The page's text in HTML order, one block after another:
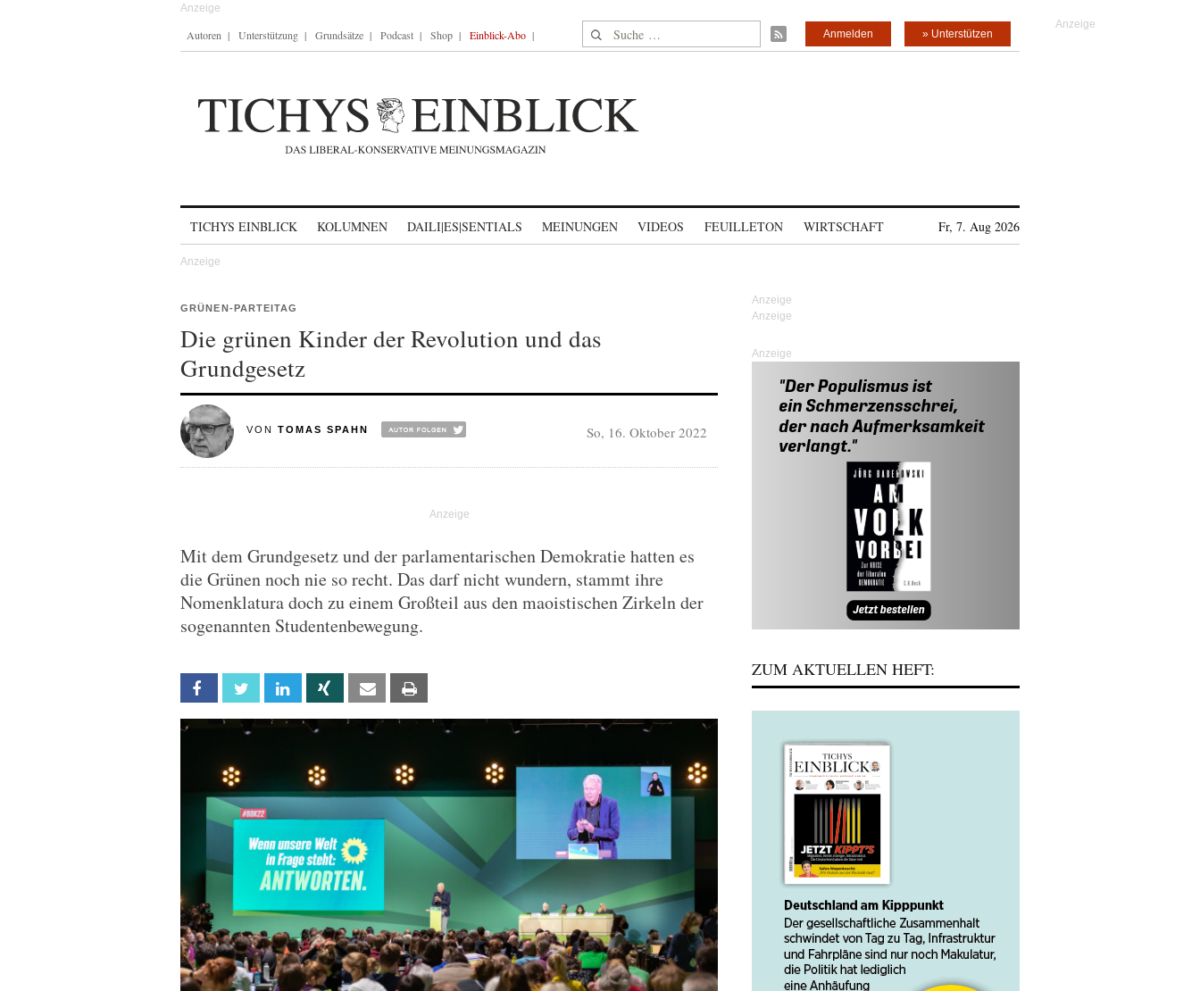
Autoren Unterstützung Grundsätze Podcast Shop Einblick-Abo Suche nach: » Unterstützen
Anmelden
TICHYS EINBLICK KOLUMNEN DAILI|ES|SENTIALS MEINUNGEN VIDEOS FEUILLETON WIRTSCHAFT Fr, 7. Aug 2026
GRÜNEN-PARTEITAG
Die grünen Kinder der Revolution und das
Grundgesetz
VON TOMAS SPAHN So, 16. Oktober 2022
Mit dem Grundgesetz und der parlamentarischen Demokratie hatten es
die Grünen noch nie so recht. Das darf nicht wundern, stammt ihre
Nomenklatura doch zu einem Großteil aus den maoistischen Zirkeln der
sogenannten Studentenbewegung.
Facebook Twitter Linkedin Xing Email
Anzeige
ZUM AKTUELLEN HEFT: